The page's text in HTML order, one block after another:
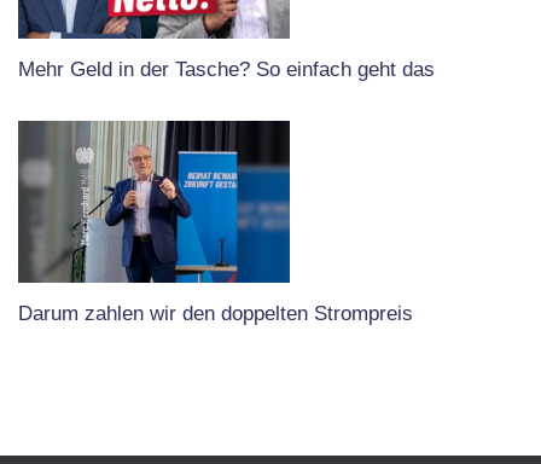
Mehr Geld in der Tasche? So einfach geht das
Darum zahlen wir den doppelten Strompreis